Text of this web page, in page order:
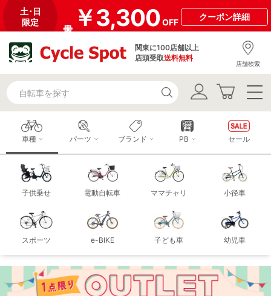
土･日
限定
￥3,300OFF
クーポン詳細
関東に100店舗以上
店頭受取送料無料
店舗検索
車種
子供乗せ 電動自転車 ママチャリ 小径車
スポーツ e-BIKE 子ども車 幼児車
パーツ ブランド PB セール